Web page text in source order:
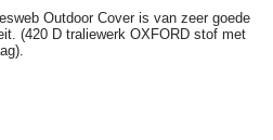
Outdoor Cover is van zeer goede
(420 D traliewerk OXFORD stof met